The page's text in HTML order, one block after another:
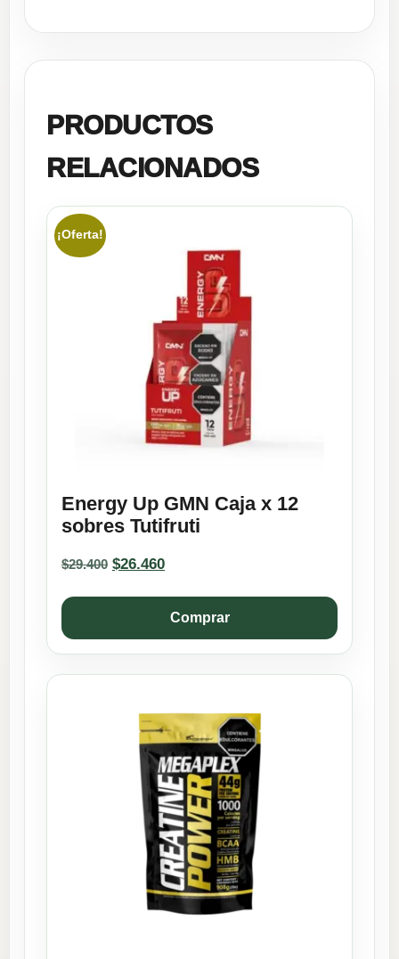
PRODUCTOS
RELACIONADOS
¡Oferta!
Energy Up GMN Caja x 12
sobres Tutifruti
$29.400 Original
was:
$26.460Current
is:
$26.460.
Comprar